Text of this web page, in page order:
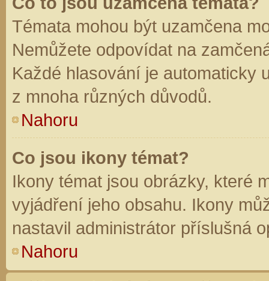
Témata mohou být uzamčena
Nemůžete odpovídat na
Každé hlasování je automaticky
z mnoha různých důvodů.
Nahoru
Co jsou ikony témat?
Ikony témat jsou obrázky, které
vyjádření jeho obsahu. Ikony
nastavil administrátor příslušná
Nahoru